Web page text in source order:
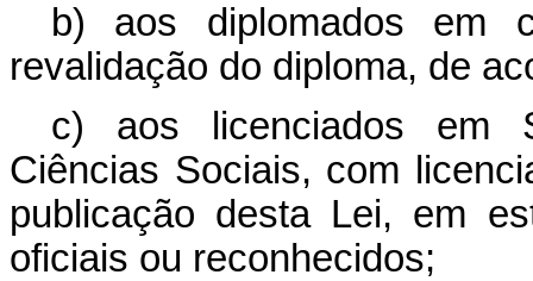
b) aos diplomados em
revalidação do diploma, de
c) aos licenciados em
Ciências Sociais, com
publicação desta Lei, em
oficiais ou reconhecidos;